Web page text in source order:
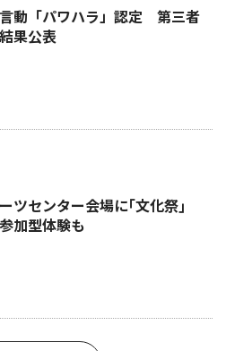
動「パワハラ」認定 第三者
果公表
ツセンター会場に｢文化祭｣
加型体験も